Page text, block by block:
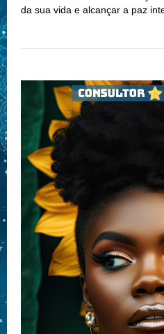
da sua vida e alcançar a paz